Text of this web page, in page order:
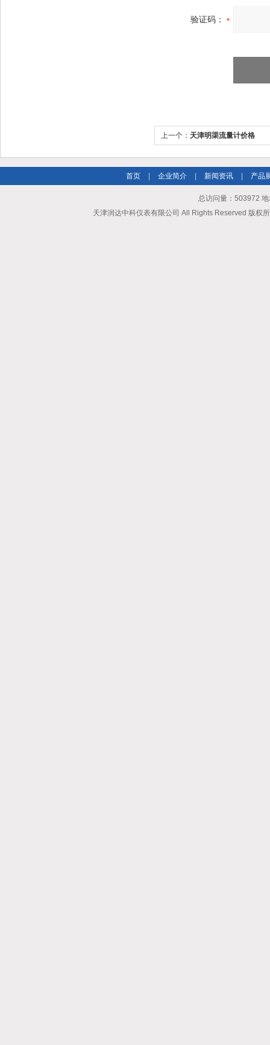
验证码：
上一个： 天津明渠流量计价格
首页 | 企业简介 | 新闻资讯 | 产品
总访问量：503972
天津润达中科仪表有限公司 All Rights Reserved 版权